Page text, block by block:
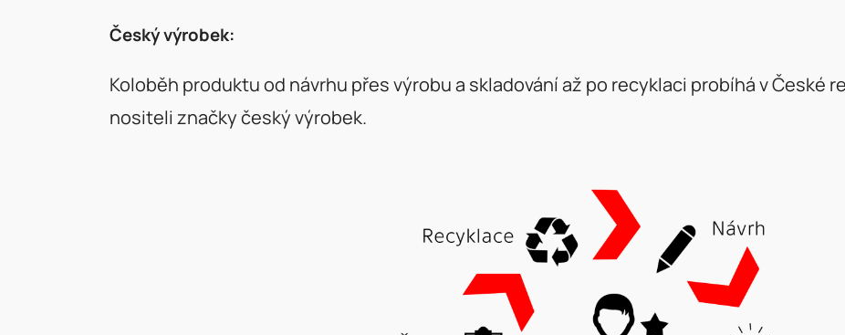
Český výrobek:
Koloběh produktu od návrhu přes výrobu a skladování až po recyklaci probíhá v České
nositeli značky český výrobek.